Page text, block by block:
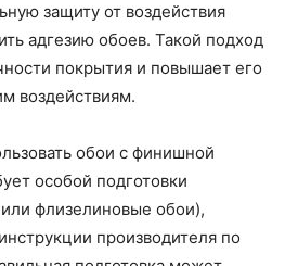
защиту от воздействия
адгезию обоев. Такой подход
покрытия и повышает его
воздействиям.
обои с финишной
особой подготовки
флизелиновые обои),
производителя по